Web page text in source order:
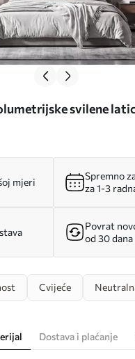
svilene
tonovima br. w09928
mjeri
Spremno
za 1-3
Povrat
od 30 dana
Cvijeće
Dostava i plaćanje